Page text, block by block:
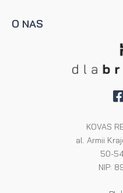
O NAS
KOVAS
al. Armii
50-
NIP: